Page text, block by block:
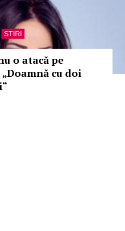
STIRI
o atacă pe
cu doi